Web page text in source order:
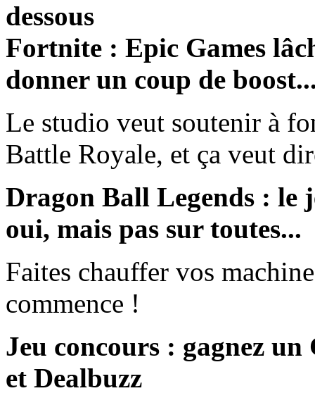
dessous
Fortnite : Epic Games
donner un coup de
Le studio veut soutenir à
Battle Royale, et ça veut
Dragon Ball Legends : le
oui, mais pas sur toutes...
Faites chauffer vos
commence !
Jeu concours : gagnez
et Dealbuzz